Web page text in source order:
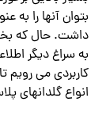
بتوان آنها را به
داشت. حال که
به سراغ دیگر
کاربردی می رویم
انواع گلدانهای